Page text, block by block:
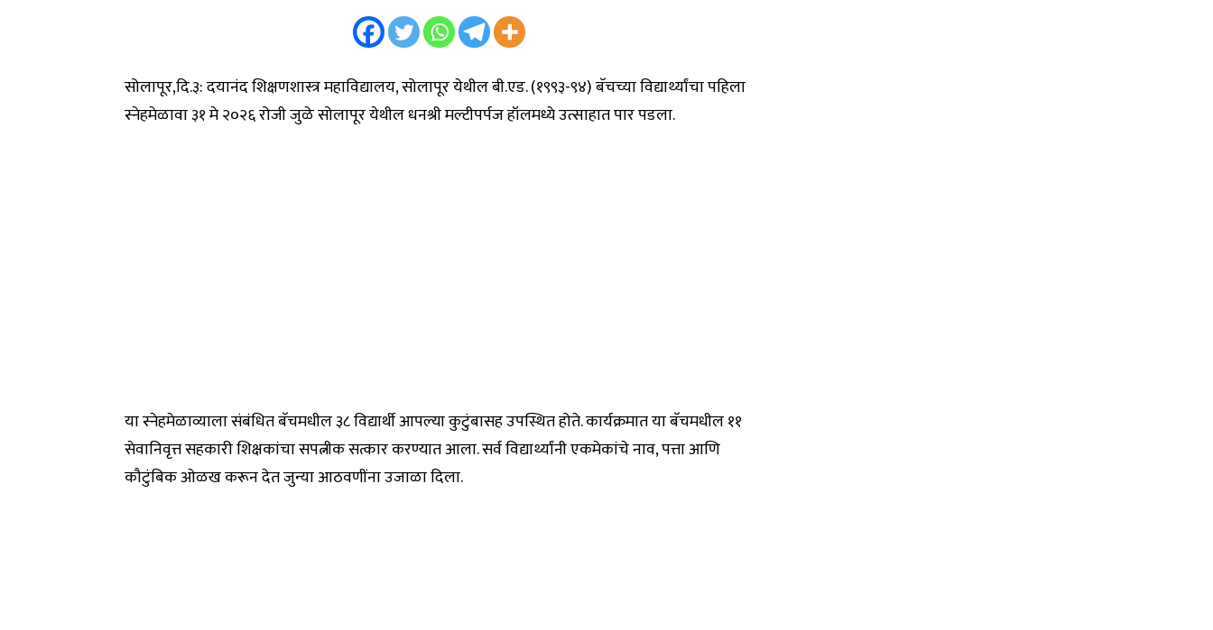
सोलापूर,दि.३: दयानंद शिक्षणशास्त्र महाविद्यालय, सोलापूर येथील बी.एड. (१९९३-९४) बॅचच्या विद्यार्थ्यांचा पहिला
स्नेहमेळावा ३१ मे २०२६ रोजी जुळे सोलापूर येथील धनश्री मल्टीपर्पज हॉलमध्ये उत्साहात पार पडला.
या स्नेहमेळाव्याला संबंधित बॅचमधील ३८ विद्यार्थी आपल्या कुटुंबासह उपस्थित होते. कार्यक्रमात या बॅचमधील ११
सेवानिवृत्त सहकारी शिक्षकांचा सपत्नीक सत्कार करण्यात आला. सर्व विद्यार्थ्यांनी एकमेकांचे नाव, पत्ता आणि
कौटुंबिक ओळख करून देत जुन्या आठवणींना उजाळा दिला.